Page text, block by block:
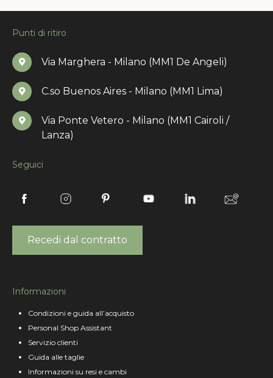
Punti di ritiro
Via Marghera - Milano (MM1 De Angeli)
C.so Buenos Aires - Milano (MM1 Lima)
Via Ponte Vetero - Milano (MM1 Cairoli /
Lanza)
Seguici
Recedi dal contratto
Informazioni
Condizioni e guida all’acquisto
Personal Shop Assistant
Servizio clienti
Guida alle taglie
Informazioni su resi e cambi